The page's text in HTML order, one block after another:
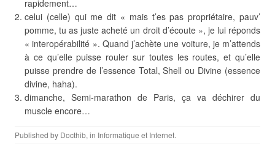
rapidement…
celui (celle) qui me dit « mais t’es pas propriétaire, pauv’
pomme, tu as juste acheté un droit d’écoute », je lui réponds
« interopérabilité ». Quand j’achète une voiture, je m’attends
à ce qu’elle puisse rouler sur toutes les routes, et qu’elle
puisse prendre de l’essence Total, Shell ou Divine (essence
divine, haha).
dimanche, Semi-marathon de Paris, ça va déchirer du
muscle encore…
Published by Docthib, in Informatique et Internet.